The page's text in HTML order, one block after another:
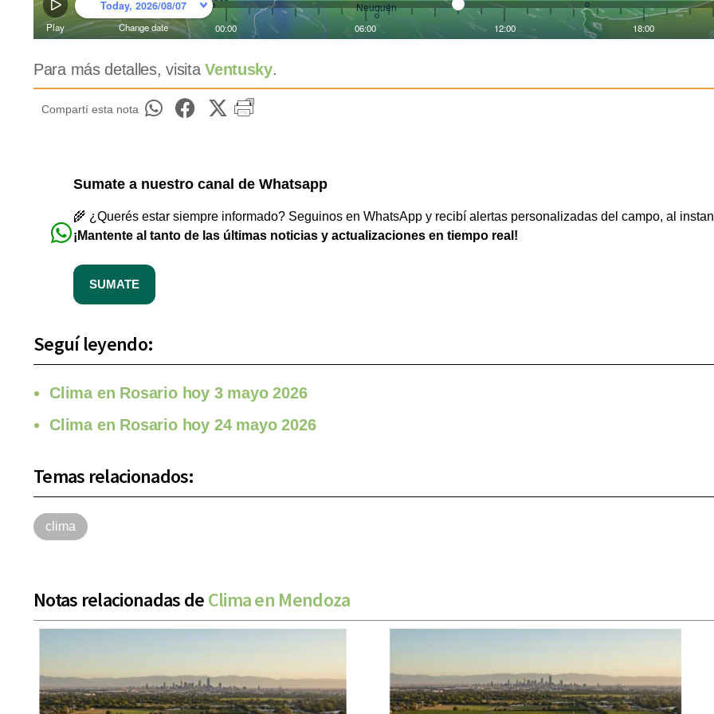
Para más detalles, visitaVentusky.
Compartí esta nota
Sumate a nuestro canal de Whatsapp
🌾 ¿Querés estar siempre informado? Seguinos en WhatsApp y recibí alertas personalizadas del campo, al
¡Mantente al tanto de las últimas noticias y actualizaciones en tiempo real!
SUMATE
Seguí leyendo:
Clima en Rosario hoy 3 mayo 2026
Clima en Rosario hoy 24 mayo 2026
Temas relacionados:
clima
Notas relacionadas deClima en Mendoza